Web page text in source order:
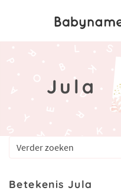
Jula
Betekenis Jula